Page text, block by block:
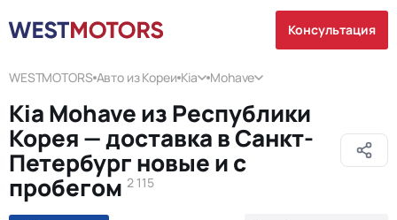
Консультация
WESTMOTORS Авто из Кореи Kia Mohave
Kia Mohave из Республики
Корея — доставка в Санкт-
Петербург новые и с
пробегом 2 115